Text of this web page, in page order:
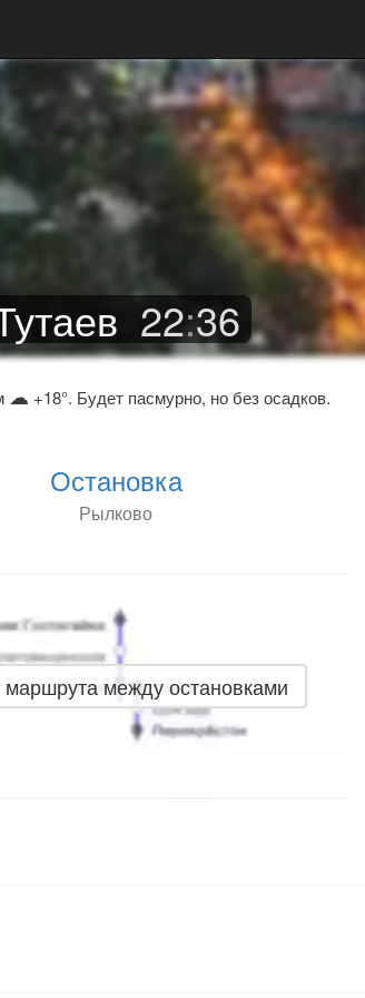
22:36
☁ +18°. Будет пасмурно, но без осадков.
Остановка
Рылково
маршрута между остановками